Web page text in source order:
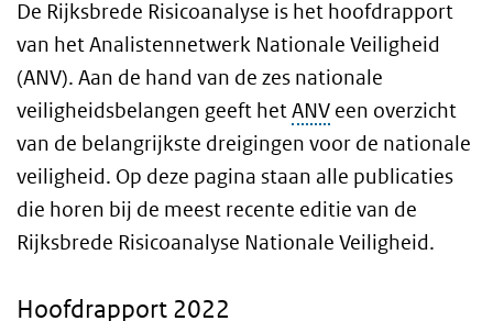
De Rijksbrede Risicoanalyse is het hoofdrapport
van het Analistennetwerk Nationale Veiligheid
(ANV). Aan de hand van de zes nationale
veiligheidsbelangen geeft hetANV een overzicht
van de belangrijkste dreigingen voor de nationale
veiligheid. Op deze pagina staan alle publicaties
die horen bij de meest recente editie van de
Rijksbrede Risicoanalyse Nationale Veiligheid.
Hoofdrapport 2022